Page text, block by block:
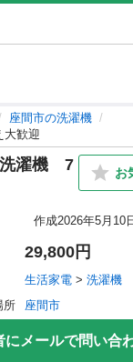
座間市の洗濯機
歓迎
洗濯機 7
お
作成2026年5月10
29,800円
生活家電 > 洗濯機
所
座間市
にメールで問い合